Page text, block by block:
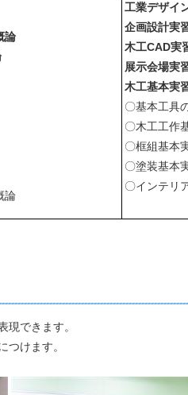
論
論
工業デザイ
企画設計実
木工CAD実
展示会場実
木工基本実
〇基本工具
〇木工工作
〇框組基本
〇塗装基本
〇インテリ
現できます。
つけます。